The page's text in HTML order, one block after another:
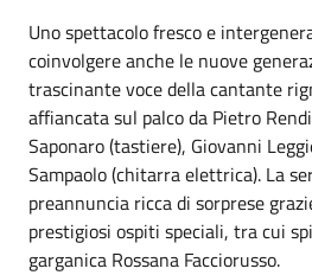
Uno spettacolo fresco e
coinvolgere anche le nuove
trascinante voce della cantante
affiancata sul palco da Pietro
Saponaro (tastiere), Giovanni
Sampaolo (chitarra elettrica). La
preannuncia ricca di sorprese
prestigiosi ospiti speciali, tra cui
garganica Rossana Facciorusso.